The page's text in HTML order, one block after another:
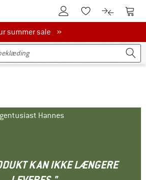
Til kundekontoenTil huskesedlen.
Til Til
summer sale
summer sale »
Hannes
KAN IKKE LÆNGERE